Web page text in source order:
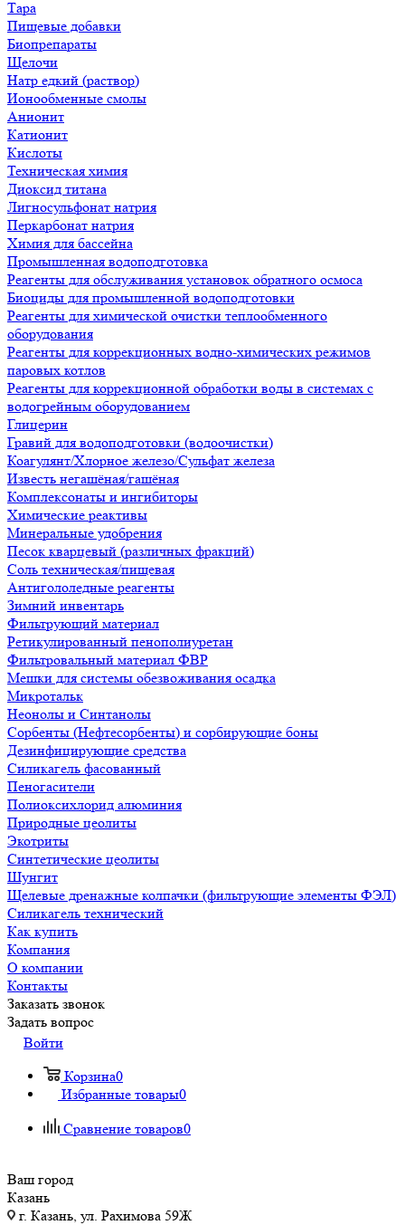
Тара
Пищевые добавки
Биопрепараты
Щелочи
Натр едкий (раствор)
Ионообменные смолы
Анионит
Катионит
Кислоты
Техническая химия
Диоксид титана
Лигносульфонат натрия
Перкарбонат натрия
Химия для бассейна
Промышленная водоподготовка
Реагенты для обслуживания установок обратного осмоса
Биоциды для промышленной водоподготовки
Реагенты для химической очистки теплообменного
оборудования
Реагенты для коррекционных водно-химических режимов
паровых котлов
Реагенты для коррекционной обработки воды в системах с
водогрейным оборудованием
Глицерин
Гравий для водоподготовки (водоочистки)
Коагулянт/Хлорное железо/Сульфат железа
Известь негашёная/гашёная
Комплексонаты и ингибиторы
Химические реактивы
Минеральные удобрения
Песок кварцевый (различных фракций)
Соль техническая/пищевая
Антигололедные реагенты
Зимний инвентарь
Фильтрующий материал
Ретикулированный пенополиуретан
Фильтровальный материал ФВР
Мешки для системы обезвоживания осадка
Микротальк
Неонолы и Синтанолы
Сорбенты (Нефтесорбенты) и сорбирующие боны
Дезинфицирующие средства
Силикагель фасованный
Пеногасители
Полиокси­хлорид алюминия
Природные цеолиты
Экотриты
Синтетические цеолиты
Шунгит
Щелевые дренажные колпачки (фильтрующие элементы ФЭЛ)
Силикагель технический
Как купить
Компания
О компании
Контакты
Заказать звонок
Задать вопрос
Войти
Корзина0
Избранные товары0
Сравнение товаров0
Ваш город
Казань
г. Казань, ул. Рахимова 59Ж